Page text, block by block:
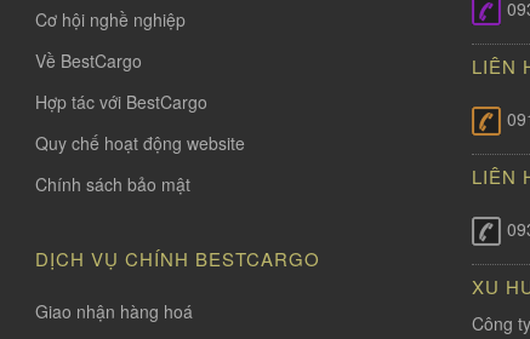
Cơ hội nghề nghiệp
Về BestCargo
Hợp tác với BestCargo
Quy chế hoạt động website
Chính sách bảo mật
DỊCH VỤ CHÍNH BESTCARGO
Giao nhận hàng hoá
LIÊN
LIÊN
XU
Công